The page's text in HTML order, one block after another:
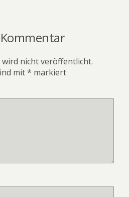
wird nicht veröffentlicht.
mit* markiert